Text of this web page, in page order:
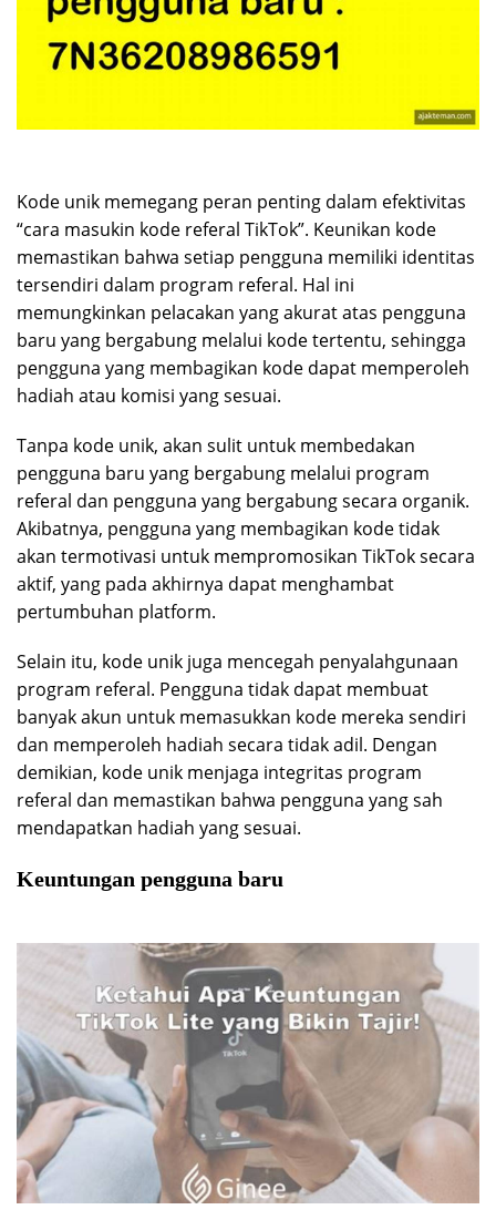
Kode unik memegang peran penting dalam efektivitas
“cara masukin kode referal TikTok”. Keunikan kode
memastikan bahwa setiap pengguna memiliki identitas
tersendiri dalam program referal. Hal ini
memungkinkan pelacakan yang akurat atas pengguna
baru yang bergabung melalui kode tertentu, sehingga
pengguna yang membagikan kode dapat memperoleh
hadiah atau komisi yang sesuai.
Tanpa kode unik, akan sulit untuk membedakan
pengguna baru yang bergabung melalui program
referal dan pengguna yang bergabung secara organik.
Akibatnya, pengguna yang membagikan kode tidak
akan termotivasi untuk mempromosikan TikTok secara
aktif, yang pada akhirnya dapat menghambat
pertumbuhan platform.
Selain itu, kode unik juga mencegah penyalahgunaan
program referal. Pengguna tidak dapat membuat
banyak akun untuk memasukkan kode mereka sendiri
dan memperoleh hadiah secara tidak adil. Dengan
demikian, kode unik menjaga integritas program
referal dan memastikan bahwa pengguna yang sah
mendapatkan hadiah yang sesuai.
Keuntungan pengguna baru